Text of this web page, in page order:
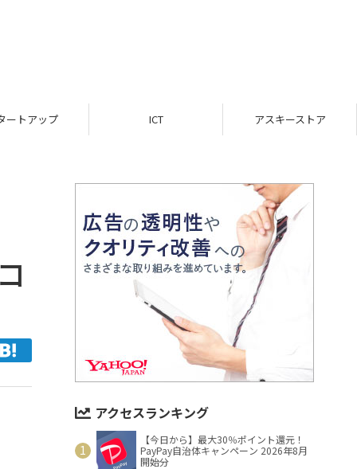
ICT アスキーストア インフォメーション
アクセスランキング
【今日から】最大30％ポイント還元！
PayPay自治体キャンペーン 2026年8月
開始分